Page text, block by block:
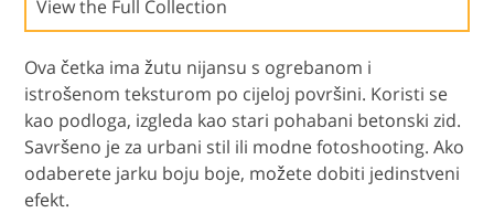
View the Full Collection
Ova četka ima žutu nijansu s ogrebanom i
istrošenom teksturom po cijeloj površini. Koristi se
kao podloga, izgleda kao stari pohabani betonski zid.
Savršeno je za urbani stil ili modne fotoshooting. Ako
odaberete jarku boju boje, možete dobiti jedinstveni
efekt.